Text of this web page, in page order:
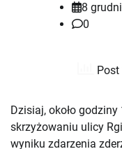
8
0
Dzisiaj, około
skrzyżowaniu ulicy
wyniku zdarzenia